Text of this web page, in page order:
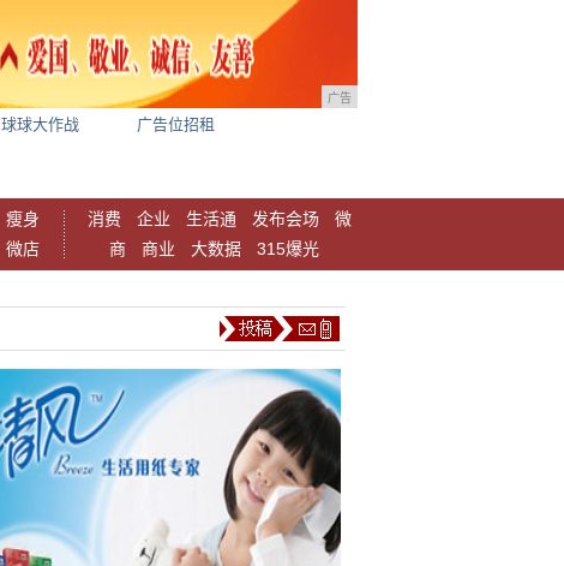
广告
球球大作战 广告位招租
瘦身
微店
消费 企业 生活通 发布会场
微
商
商业 大数据 315爆光